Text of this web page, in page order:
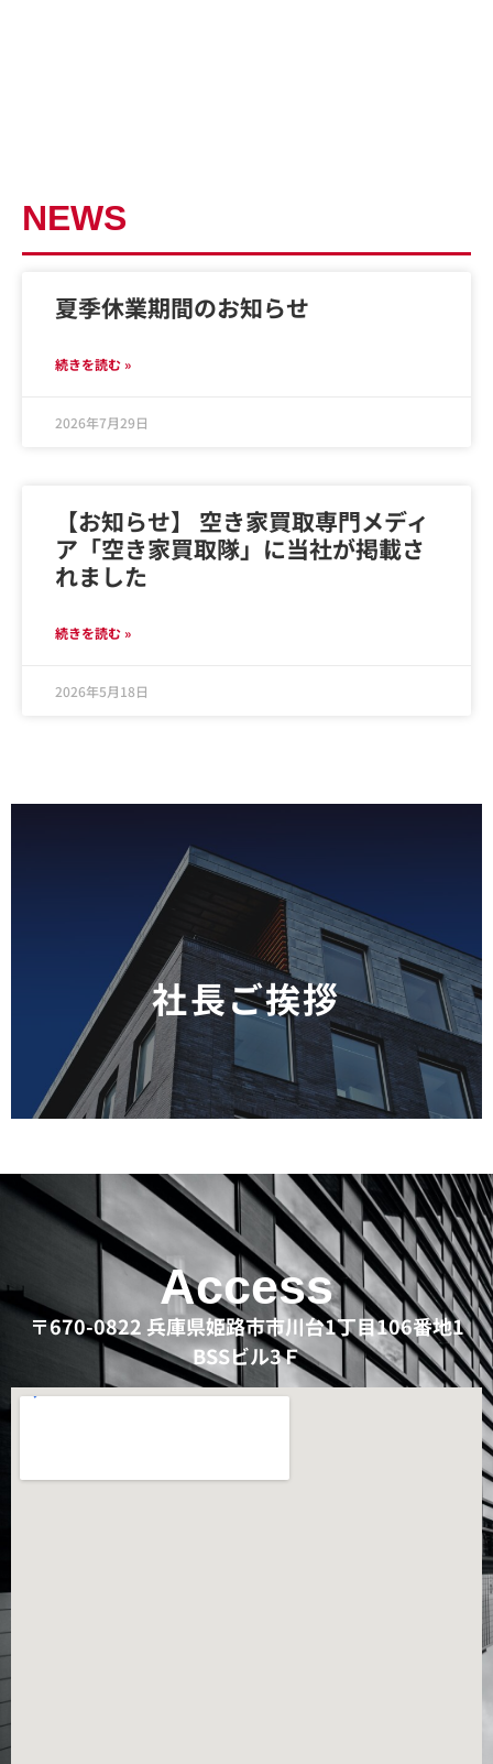
NEWS
夏季休業期間のお知らせ
続きを読む »
2026年7月29日
【お知らせ】 空き家買取専門メディ
ア「空き家買取隊」に当社が掲載さ
れました
続きを読む »
2026年5月18日
社長ご挨拶
Access
〒670-0822 兵庫県姫路市市川台1丁目106番地1
BSSビル3Ｆ